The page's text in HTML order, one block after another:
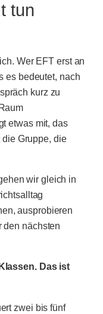
tun
Wer EFT erst an
es bedeutet, nach
kurz zu
etwas mit, das
Gruppe, die
wir gleich in
ausprobieren
den nächsten
Das ist
zwei bis fünf